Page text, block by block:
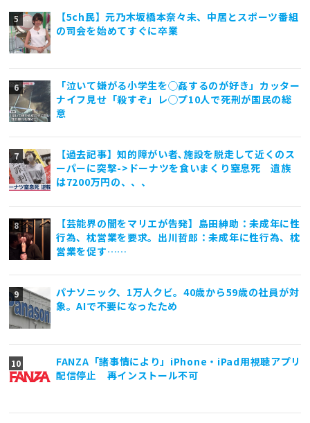
【5ch民】元乃木坂橋本奈々未、中居とスポーツ番組
の司会を始めてすぐに卒業
「泣いて嫌がる小学生を◯姦するのが好き」カッター
ナイフ見せ「殺すぞ」レ◯プ10人で死刑が国民の総
意
【過去記事】知的障がい者､施設を脱走して近くのス
ーパーに突撃->ドーナツを食いまくり窒息死 遺族
は7200万円の、、、
【芸能界の闇をマリエが告発】島田紳助：未成年に性
行為、枕営業を要求。出川哲郎：未成年に性行為、枕
営業を促す……
パナソニック、1万人クビ。40歳から59歳の社員が対
象。AIで不要になったため
FANZA「諸事情により」iPhone・iPad用視聴アプリ
配信停止 再インストール不可